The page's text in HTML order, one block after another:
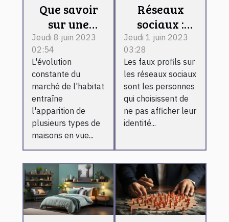
Que savoir
sur une
maison
container ?
Jeudi 8 juin 2023
02:54
L'évolution
constante du
marché de l'habitat
entraîne
l'apparition de
plusieurs types de
maisons en vue...
Réseaux
sociaux :
comment
reconnaître
un faux
profil ?
Jeudi 1 juin 2023
03:28
Les faux profils sur
les réseaux sociaux
sont les personnes
qui choisissent de
ne pas afficher leur
identité...